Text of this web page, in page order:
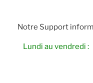
Notre Support
Lundi au vendredi